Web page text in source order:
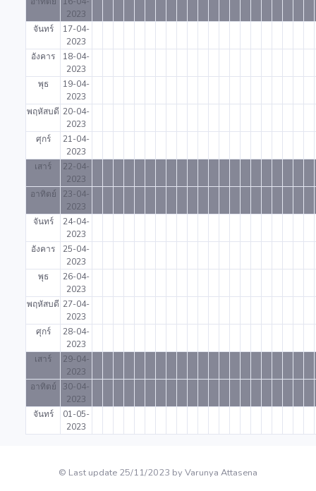
2023
จันทร์
17-04-
2023
อังคาร
18-04-
2023
พุธ
19-04-
2023
พฤหัสบดี 20-04-
2023
ศุกร์
21-04-
2023
เสาร์
22-04-
2023
อาทิตย์
23-04-
2023
จันทร์
24-04-
2023
อังคาร
25-04-
2023
พุธ
26-04-
2023
พฤหัสบดี 27-04-
2023
ศุกร์
28-04-
2023
เสาร์
29-04-
2023
อาทิตย์
30-04-
2023
จันทร์
01-05-
2023
© Last update 25/11/2023 by Varunya Attasena